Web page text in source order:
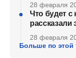
28 февраля
Что будет с
рассказали
28 февраля
Больше по этой